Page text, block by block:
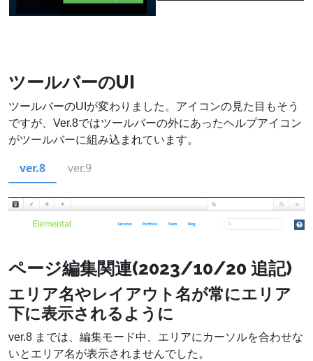
ツールバーのUI
ツールバーのUIが変わりました。アイコンの見た目もそう
ですが、Ver.8ではツールバーの外にあったヘルプアイコン
がツールバーに組み込まれています。
ver.8 ver.9
ページ編集関連(2023/10/20 追記)
エリア名やレイアウト名が常にエリア
下に表示されるように
ver.8 までは、編集モード中、エリアにカーソルを合わせな
いとエリア名が表示されませんでした。